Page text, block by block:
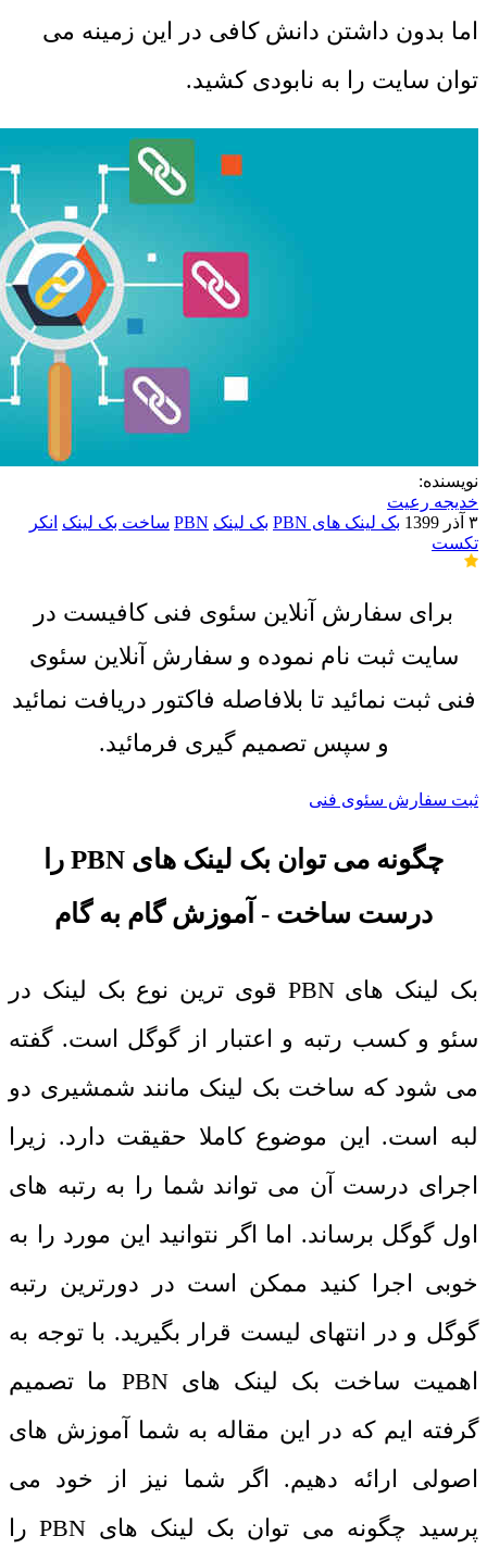
اما بدون داشتن دانش کافی در این زمینه می
توان سایت را به نابودی کشید.
نویسنده:
خديجه رعیت
۳ آذر 1399
بک لینک های PBN بک لینک PBN ساخت بک لینک انکر
تکست
برای سفارش آنلاین سئوی فنی کافیست در
سایت ثبت نام نموده و سفارش آنلاین سئوی
فنی ثبت نمائید تا بلافاصله فاکتور دریافت نمائید
و سپس تصمیم گیری فرمائید.
ثبت سفارش سئوی فنی
چگونه می توان بک لینک های PBN را
درست ساخت - آموزش گام به گام
بک لینک های PBN قوی ترین نوع بک لینک در
سئو و کسب رتبه و اعتبار از گوگل است. گفته
می شود که ساخت بک لینک مانند شمشیری دو
لبه است. این موضوع کاملا حقیقت دارد. زیرا
اجرای درست آن می تواند شما را به رتبه های
اول گوگل برساند. اما اگر نتوانید این مورد را به
خوبی اجرا کنید ممکن است در دورترین رتبه
گوگل و در انتهای لیست قرار بگیرید. با توجه به
اهمیت ساخت بک لینک های PBN ما تصمیم
گرفته ایم که در این مقاله به شما آموزش های
اصولی ارائه دهیم. اگر شما نیز از خود می
پرسید چگونه می توان بک لینک های PBN را